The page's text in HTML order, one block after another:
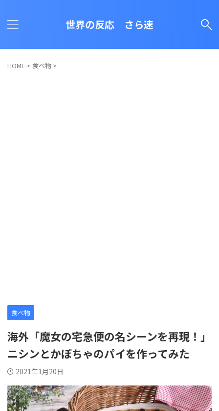
世界の反応 さら速
HOME > 食べ物 >
食べ物
海外「魔女の宅急便の名シーンを再現！」
ニシンとかぼちゃのパイを作ってみた
2021年1月20日